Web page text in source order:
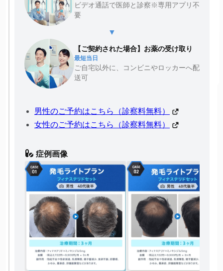
ビデオ通話で医師と診察※専用アプリ不
要
▼
【ご契約された場合】お薬の受け取り
最短当日
ご自宅以外に、コンビニやロッカーへ配
送可
男性のご予約はこちら（診察料無料）
女性のご予約はこちら（診察料無料）
症例画像